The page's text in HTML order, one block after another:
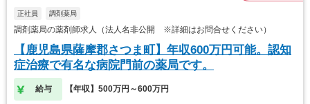
正社員 調剤薬局
調剤薬局の薬剤師求人（法人名非公開 ※詳細はお問合せください）
【鹿児島県薩摩郡さつま町】年収600万円可能。認知
症治療で有名な病院門前の薬局です。
給与 【年収】500万円～600万円